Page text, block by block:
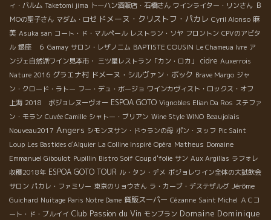
ィ・バルム Taketomi jima トーハン酒販店・石橋さん ワインライター・リンさん Ｂ
ＭОの聖子さん マダム・ロゼ ドメーヌ・クリストフ・パカレ Cyril Alonso 麻
美 Asuka san コート・ド・マルペール レストラン・ソヤ フロントン CPVのアビタ
ル 銀座 ６ Gamay サロン・レザノニム BAPTISTE COUSIN Le Chameua Ivre ア
ンジェ自然派ワイン見本市・ 三ツ星レストラン「カン・ロカ」 cidre Auxerrois
Nature 2016 グラエナ村 ドメーヌ・シルヴァン・ボック Brave Margo ジャ
ン・クロード・ラトー フー・デュ・ボージョ ワインカヴィスト・ロックス・オフ
上海 2018 ボジョレヌーヴォー ESPOA GOTO Vignobles Elian Da Ros ステファ
ン・モラン Cuvée Camille シャトー・ブリアン Wine Style WINO Beaujolais
Nouveau2017 Angers シモンヌサン・ドゥランの母 ポン・ヌッフ Pic Saint
Loup Les Bastides d'Alquier La Colline Inspiré Opéra Matheus Domaine
Emmanuel Giboulot Pupillin Bistro Soif Coup d'folie サン Aux Argillas ラフォレ
収穫2018年 ESPOA GOTO TOUR ル・タン・デメ ボジョレワイン全体の大試飲会
サロン パカレ・ファミリー 東京のリョウさん ラ・カーブ・デステザルグ Jérôme
Guichard Nuitage Paris Notre Dame 質販スーパー Cézanne Saint Michel ＡＣコ
ート・ド・ブルイイ Club Passion du Vin モンブラン Domaine Dominique